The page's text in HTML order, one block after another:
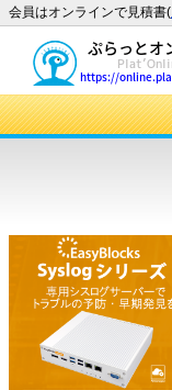
会員はオンラインで見積書(